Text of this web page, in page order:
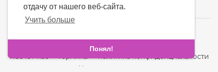
отдачу от нашего веб-сайта.
Учить больше
Понял!
Насчет нас-термины-политика конфиденциальности
Часто задаваемые вопросы